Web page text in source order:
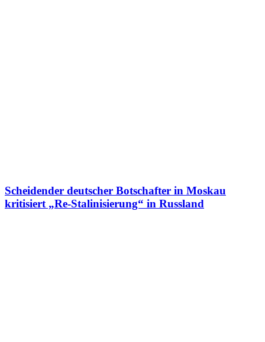
Scheidender deutscher Botschafter in Moskau
kritisiert „Re-Stalinisierung“ in Russland